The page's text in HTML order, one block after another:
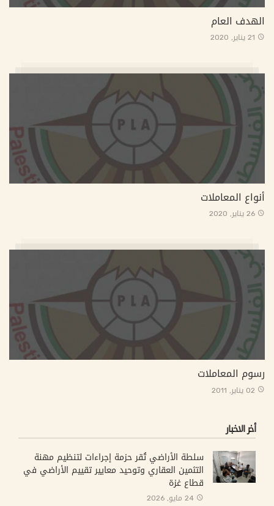
الهدف العام
21 يناير, 2020
أنواع المعاملات
26 يناير, 2020
رسوم المعاملات
02 يناير, 2011
أخر الاخبار
سلطة الأراضي تُقر حزمة إجراءات لتنظيم مهنة
التثمين العقاري وتوحيد معايير تقييم الأراضي في
قطاع غزة
24 مايو, 2026